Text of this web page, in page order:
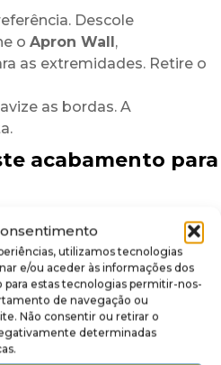
utilizamos tecnologias
e/ou aceder às informações dos
estas tecnologias permitir-nos-
de navegação ou
Não consentir ou retirar o
determinadas
Descole
o Apron Wall,
as extremidades. Retire o
as bordas. A
acabamento para
zona do apron em poucos
premium,
em pequenas séries.